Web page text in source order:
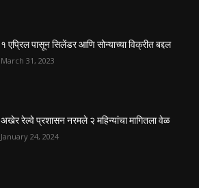
१ एप्रिल पासून सिलेंडर आणि सोन्याच्या विक्रीत बद्दल
March 31, 2023
अखेर रेल्वे प्रशासन नरमले २ महिन्यांचा मागितला वेळ
January 24, 2024